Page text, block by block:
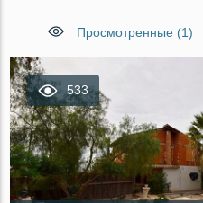
Просмотренные (1)
533